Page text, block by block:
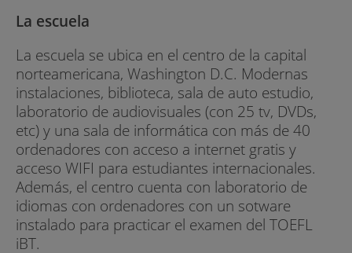
La escuela
La escuela se ubica en el centro de la capital
norteamericana, Washington D.C. Modernas
instalaciones, biblioteca, sala de auto estudio,
laboratorio de audiovisuales (con 25 tv, DVDs,
etc) y una sala de informática con más de 40
ordenadores con acceso a internet gratis y
acceso WIFI para estudiantes internacionales.
Además, el centro cuenta con laboratorio de
idiomas con ordenadores con un sotware
instalado para practicar el examen del TOEFL
iBT.